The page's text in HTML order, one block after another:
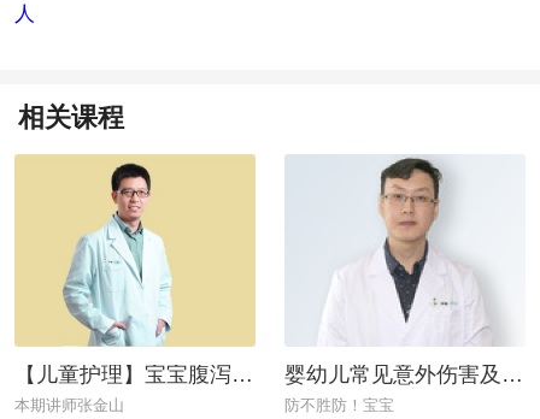
人
相关课程
【儿童护理】宝宝腹泻束手无策？告诉你到底该怎么治！
本期讲师张金山
婴幼儿常见意外伤害及家庭急救
防不胜防！宝宝